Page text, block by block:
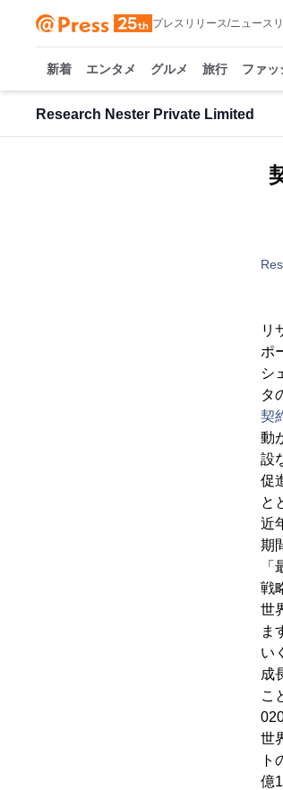
プレスリリース/ニュース
新着 エンタメ グルメ 旅行 ファッ
Research Nester Private Limited
リ
ポ
シ
タ
契
動
設
促
と
近
期
戦
世
ま
い
成
こ
世
ト
億